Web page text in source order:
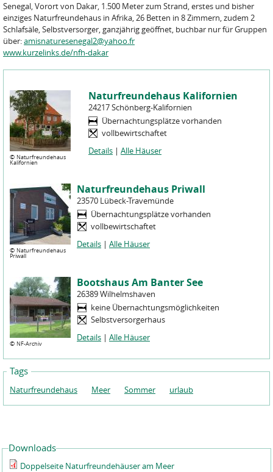
Senegal, Vorort von Dakar, 1.500 Meter zum Strand, erstes und bisher
einziges Naturfreundehaus in Afrika, 26 Betten in 8 Zimmern, zudem 2
Schlafsäle, Selbstversorger, ganzjährig geöffnet, buchbar nur für Gruppen
über:amisnaturesenegal2@yahoo.fr
www.kurzelinks.de/nfh-dakar
© Naturfreundehaus
Kalifornien
Naturfreundehaus Kalifornien
24217 Schönberg-Kalifornien
Übernachtungsplätze vorhanden
vollbewirtschaftet
Details | Alle Häuser
© Naturfreundehaus
Priwall
Naturfreundehaus Priwall
23570 Lübeck-Travemünde
Übernachtungsplätze vorhanden
vollbewirtschaftet
Details | Alle Häuser
© NF-Archiv
Bootshaus Am Banter See
26389 Wilhelmshaven
keine Übernachtungsmöglichkeiten
Selbstversorgerhaus
Details | Alle Häuser
Tags
Naturfreundehaus Meer Sommer urlaub
Downloads
Doppelseite Naturfreundehäuser am Meer